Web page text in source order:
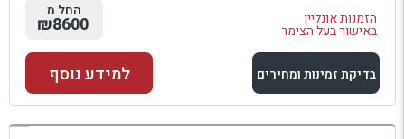
הזמנות אונליין
באישור בעל הצימר
החל מ
₪8600
בדיקת זמינות ומחירים
למתחם זה
למידע נוסף